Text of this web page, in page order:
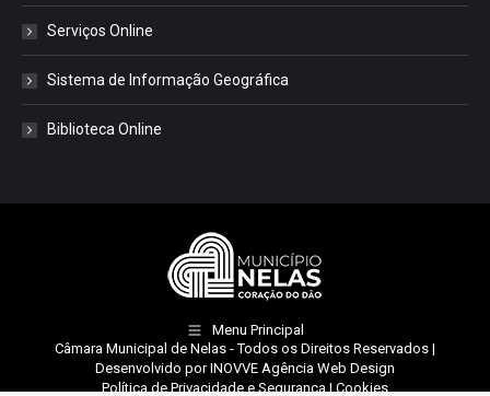
Serviços Online
Sistema de Informação Geográfica
Biblioteca Online
Menu Principal
Câmara Municipal de Nelas - Todos os Direitos Reservados |
Desenvolvido porINOVVE Agência Web Design
Política de Privacidade e Segurança|Cookies